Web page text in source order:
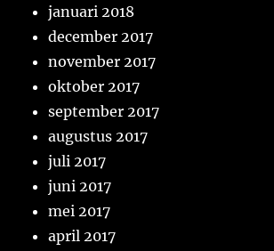
januari 2018
december 2017
november 2017
oktober 2017
september 2017
augustus 2017
juli 2017
juni 2017
mei 2017
april 2017